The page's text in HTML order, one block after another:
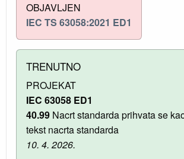
OBJAVLJEN
IEC TS 63058:2021 ED1
TRENUTNO
PROJEKAT
IEC 63058 ED1
40.99 Nacrt standarda prihvata se
tekst nacrta standarda
10. 4. 2026.